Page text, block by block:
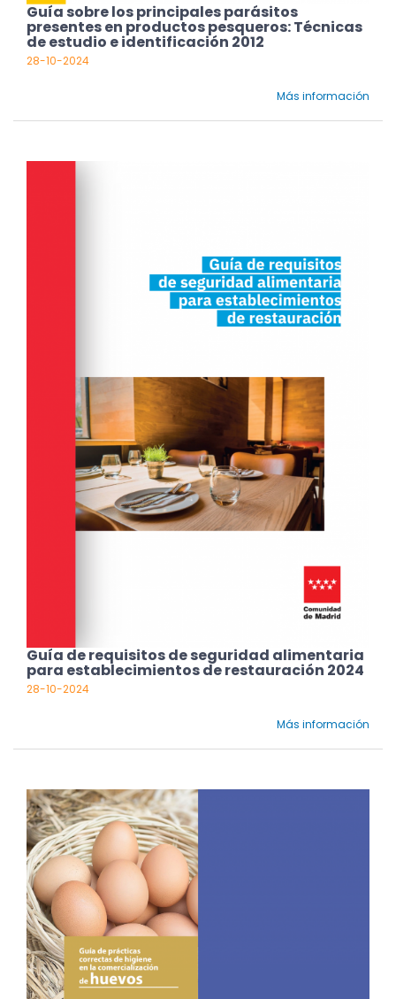
Guía sobre los principales parásitos
presentes en productos pesqueros: Técnicas
de estudio e identificación 2012
28-10-2024
Más información
Guía de requisitos de seguridad alimentaria
para establecimientos de restauración 2024
28-10-2024
Más información